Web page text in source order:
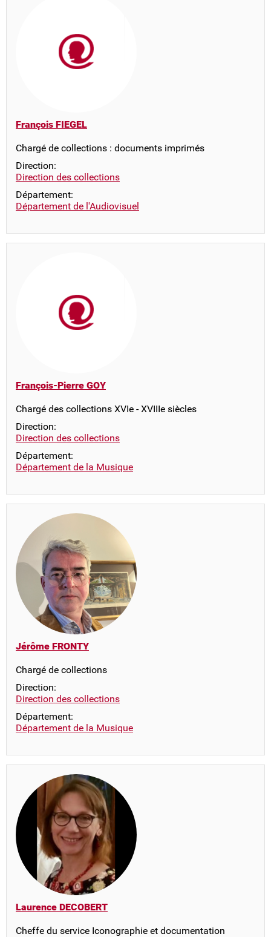
François FIEGEL
Chargé de collections : documents imprimés
Direction:
Direction des collections
Département:
Département de l'Audiovisuel
François-Pierre GOY
Chargé des collections XVIe - XVIIIe siècles
Direction:
Direction des collections
Département:
Département de la Musique
Jérôme FRONTY
Chargé de collections
Direction:
Direction des collections
Département:
Département de la Musique
Laurence DECOBERT
Cheffe du service Iconographie et documentation